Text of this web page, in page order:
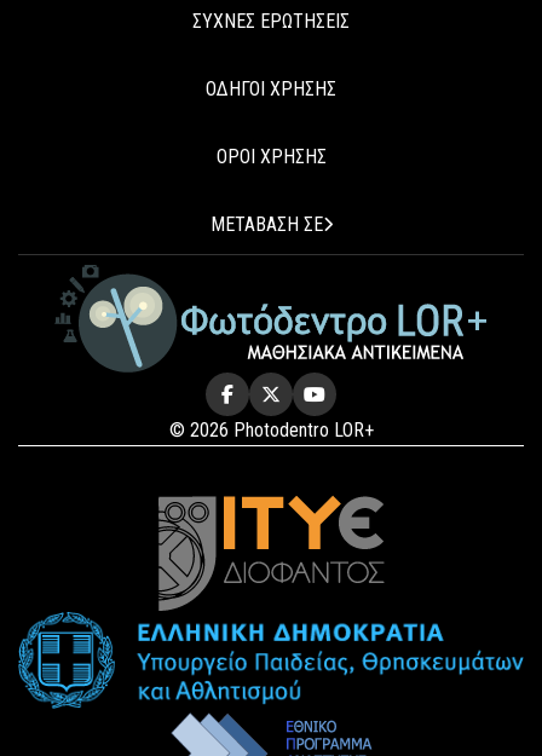
ΣΥΧΝΕΣ ΕΡΩΤΗΣΕΙΣ
ΟΔΗΓΟΙ ΧΡΗΣΗΣ
ΟΡΟΙ ΧΡΗΣΗΣ
ΜΕΤΑΒΑΣΗ ΣΕ
© 2026 Photodentro LOR+